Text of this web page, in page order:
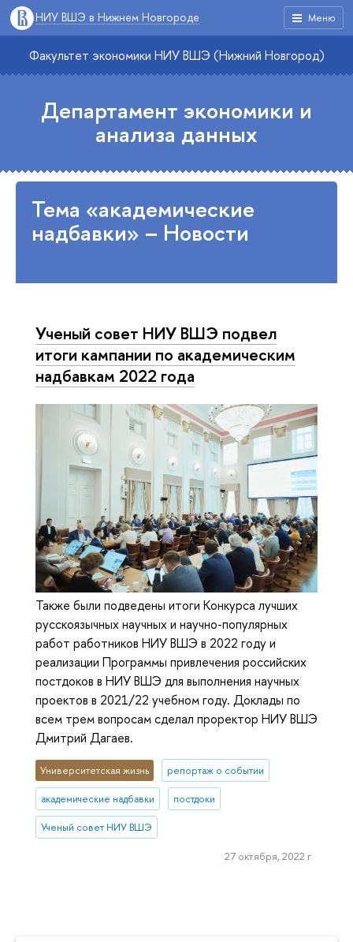
Меню
НИУ ВШЭ в Нижнем Новгороде
Факультет экономики НИУ ВШЭ (Нижний Новгород)
Департамент экономики и
анализа данных
Тема «академические
надбавки» – Новости
Ученый совет НИУ ВШЭ подвел
итоги кампании по академическим
надбавкам 2022 года
Также были подведены итоги Конкурса лучших
русскоязычных научных и научно-популярных
работ работников НИУ ВШЭ в 2022 году и
реализации Программы привлечения российских
постдоков в НИУ ВШЭ для выполнения научных
проектов в 2021/22 учебном году. Доклады по
всем трем вопросам сделал проректор НИУ ВШЭ
Дмитрий Дагаев.
Университетская жизнь репортаж о событии
академические надбавки постдоки
Ученый совет НИУ ВШЭ
27 октября, 2022 г.